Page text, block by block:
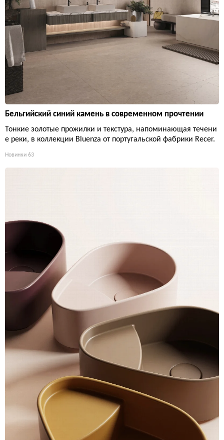
Бельгийский синий камень в современном прочтении
Тонкие золотые прожилки и текстура, напоминающая течени
е реки, в коллекции Bluenza от португальской фабрики Recer.
Новинки 63